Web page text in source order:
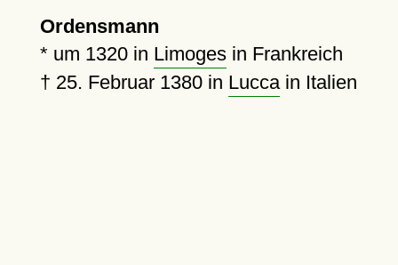
Ordensmann
* um 1320in Limogesin Frankreich
† 25. Februar 1380in Luccain Italien